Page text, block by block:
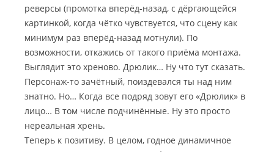
реверсы (промотка вперёд-назад, с дёргающейся
картинкой, когда чётко чувствуется, что сцену как
минимум раз вперёд-назад мотнули). По
возможности, откажись от такого приёма монтажа.
Выглядит это хреново. Дрюлик… Ну что тут сказать.
Персонаж-то зачётный, поиздевался ты над ним
знатно. Но… Когда все подряд зовут его «Дрюлик» в
лицо… В том числе подчинённые. Ну это просто
нереальная хрень.
Теперь к позитиву. В целом, годное динамичное